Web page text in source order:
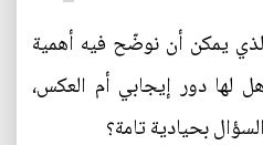
يمكن أن نوضّح فيه أهمية
لها دور إيجابي أم العكس،
بحيادية تامة؟